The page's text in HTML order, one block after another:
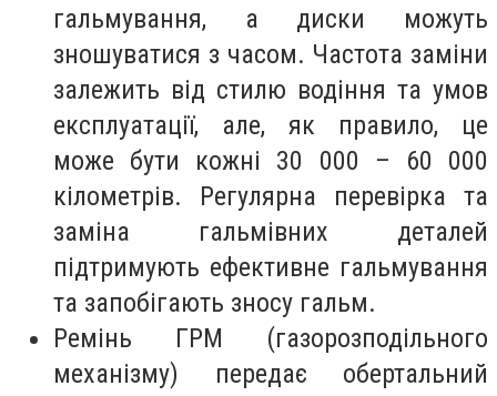
гальмування, а диски можуть
зношуватися з часом. Частота заміни
залежить від стилю водіння та умов
експлуатації, але, як правило, це
може бути кожні 30 000 – 60 000
кілометрів. Регулярна перевірка та
заміна гальмівних деталей
підтримують ефективне гальмування
та запобігають зносу гальм.
Ремінь ГРМ (газорозподільного
механізму) передає обертальний